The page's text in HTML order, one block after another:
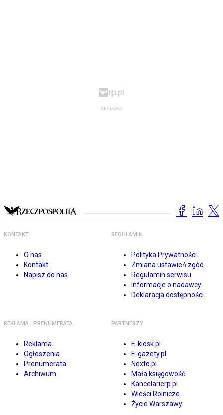
KONTAKT
O nas
Kontakt
Napisz do nas
REGULAMIN
Polityka Prywatności
Zmiana ustawień zgód
Regulamin serwisu
Informacje o nadawcy
Deklaracja dostępności
REKLAMA I PRENUMERATA
Reklama
Ogłoszenia
Prenumerata
Archiwum
PARTNERZY
E-kiosk.pl
E-gazety.pl
Nexto.pl
Mała księgowość
Kancelarierp.pl
Wieści Rolnicze
Życie Warszawy